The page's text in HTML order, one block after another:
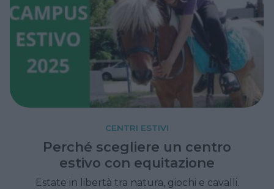
CENTRI ESTIVI
Perché scegliere un centro
estivo con equitazione
Estate in libertà tra natura, giochi e cavalli.